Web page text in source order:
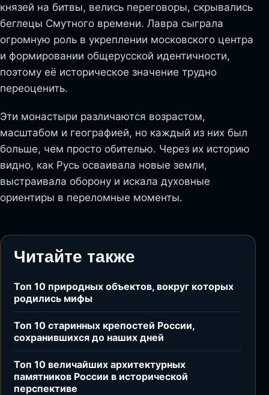
князей на битвы, велись переговоры, скрывались
беглецы Смутного времени. Лавра сыграла
огромную роль в укреплении московского центра
и формировании обще­русской идентичности,
поэтому её историческое значение трудно
переоценить.
Эти монастыри различаются возрастом,
масштабом и географией, но каждый из них был
больше, чем просто обителью. Через их историю
видно, как Русь осваивала новые земли,
выстраивала оборону и искала духовные
ориентиры в переломные моменты.
Читайте также
Топ 10 природных объектов, вокруг которых
родились мифы
Топ 10 старинных крепостей России,
сохранившихся до наших дней
Топ 10 величайших архитектурных
памятников России в исторической
перспективе